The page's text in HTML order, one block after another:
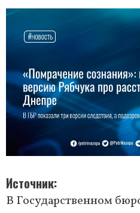
Источник
В Государственном